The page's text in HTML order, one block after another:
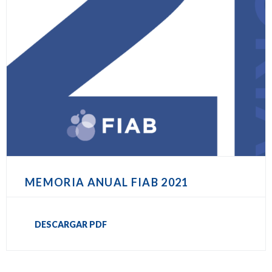
MEMORIA ANUAL FIAB 2021
DESCARGAR PDF